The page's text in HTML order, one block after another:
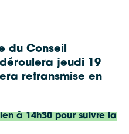
du Conseil
jeudi 19
retransmise en
à 14h30 pour suivre la